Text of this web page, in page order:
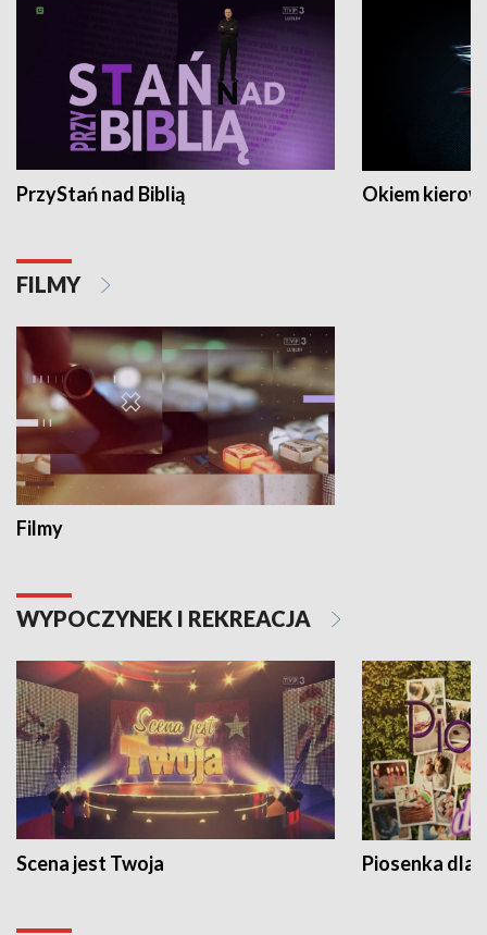
PrzyStań nad Biblią Okiem
FILMY
Filmy
WYPOCZYNEK I REKREACJA
Scena jest Twoja Piosenka dla